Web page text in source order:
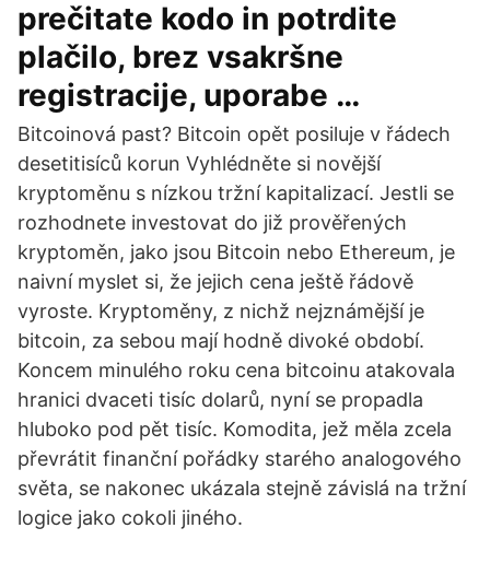
prečitate kodo in potrdite
plačilo, brez vsakršne
registracije, uporabe …
Bitcoinová past? Bitcoin opět posiluje v řádech
desetitisíců korun Vyhlédněte si novější
kryptoměnu s nízkou tržní kapitalizací. Jestli se
rozhodnete investovat do již prověřených
kryptoměn, jako jsou Bitcoin nebo Ethereum, je
naivní myslet si, že jejich cena ještě řádově
vyroste. Kryptoměny, z nichž nejznámější je
bitcoin, za sebou mají hodně divoké období.
Koncem minulého roku cena bitcoinu atakovala
hranici dvaceti tisíc dolarů, nyní se propadla
hluboko pod pět tisíc. Komodita, jež měla zcela
převrátit finanční pořádky starého analogového
světa, se nakonec ukázala stejně závislá na tržní
logice jako cokoli jiného.